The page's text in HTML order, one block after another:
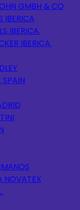
GMBH & CO
IBERICA
IBERICA.
IBERICA.
NOVATEX